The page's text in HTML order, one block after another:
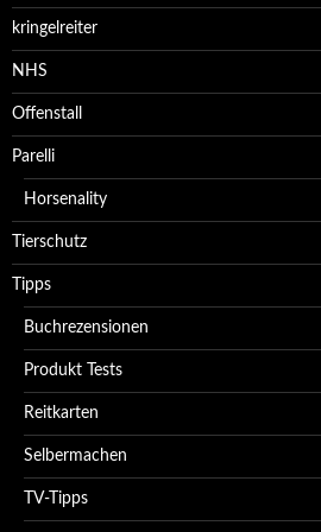
kringelreiter
NHS
Offenstall
Parelli
Horsenality
Tierschutz
Tipps
Buchrezensionen
Produkt Tests
Reitkarten
Selbermachen
TV-Tipps